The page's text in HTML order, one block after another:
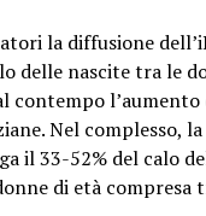
la diffusione
delle nascite tra le
contempo
Nel complesso,
il 33-52% del calo
di età compresa